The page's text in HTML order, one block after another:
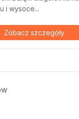
i wysoce...
Zobacz szczegóły